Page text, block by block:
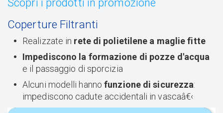
Scopri i prodotti in promozione
Coperture Filtranti
Realizzate in rete di polietilene a maglie fitte
Impediscono la formazione di pozze d'acqua
e il passaggio di sporcizia
Alcuni modelli hannofunzione di sicurezza:
impediscono cadute accidentali in vascaâ€‹